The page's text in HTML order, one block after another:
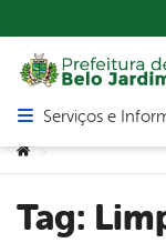
Abrir menu
Serviços e
Você está aqui:
>
Tag: